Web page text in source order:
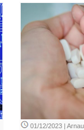
01/12/2023 |